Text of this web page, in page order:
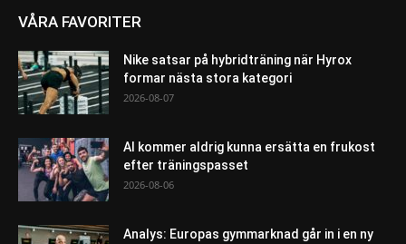
VÅRA FAVORITER
Nike satsar på hybridträning när Hyrox
formar nästa stora kategori
2026-08-07
AI kommer aldrig kunna ersätta en frukost
efter träningspasset
2026-08-06
Analys: Europas gymmarknad går in i en ny